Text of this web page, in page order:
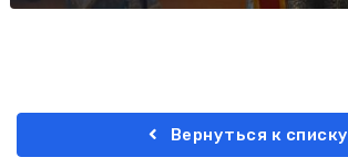
Вернуться к списку